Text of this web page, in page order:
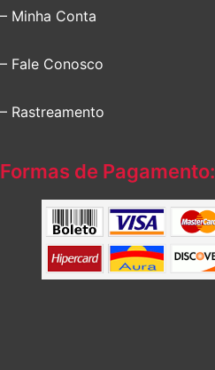
– Minha Conta
– Fale Conosco
– Rastreamento
Formas de Pagamento: